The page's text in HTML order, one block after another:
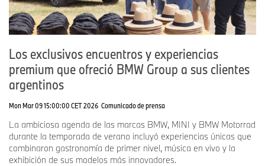
Los exclusivos encuentros y experiencias
premium que ofreció BMW Group a sus clientes
argentinos
Mon Mar 09 15:00:00 CET 2026 Comunicado de prensa
La ambiciosa agenda de las marcas BMW, MINI y BMW Motorrad
durante la temporada de verano incluyó experiencias únicas que
combinaron gastronomía de primer nivel, música en vivo y la
exhibición de sus modelos más innovadores.